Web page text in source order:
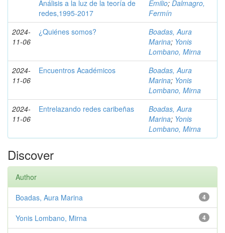
Análisis a la luz de la teoría de
redes,1995-2017
Emilio; Dalmagro,
Fermín
2024-
11-06
¿Quiénes somos?
Boadas, Aura
Marina; Yonis
Lombano, Mirna
2024-
11-06
Encuentros Académicos
Boadas, Aura
Marina; Yonis
Lombano, Mirna
2024-
11-06
Entrelazando redes caribeñas
Boadas, Aura
Marina; Yonis
Lombano, Mirna
Discover
Author
4
Boadas, Aura Marina
4
Yonis Lombano, Mirna